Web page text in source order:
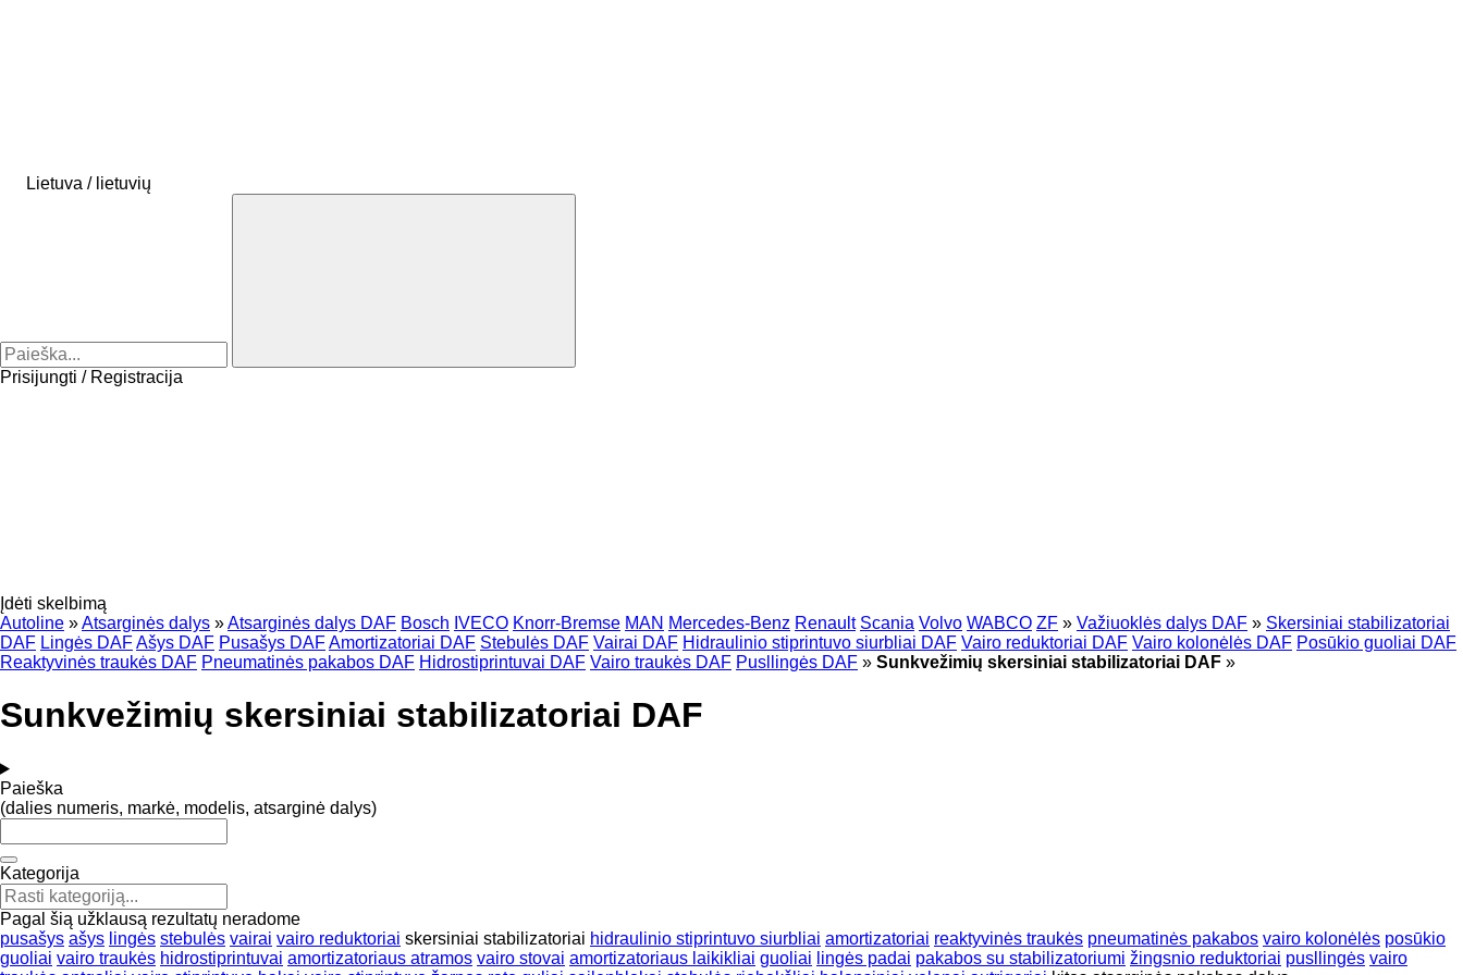
Lietuva / lietuvių
Prisijungti / Registracija
Įdėti skelbimą
Autoline »Atsarginės dalys »Atsarginės dalys DAF Bosch IVECO Knorr-Bremse MAN Mercedes-Benz Renault Scania Volvo WABCO ZF » Važiuoklės dalys DAF » Skersiniai stabilizatoriai
DAF Lingės DAFAšys DAF Pusašys DAFAmortizatoriai DAF Stebulės DAF Vairai DAF Hidraulinio stiprintuvo siurbliai DAF Vairo reduktoriai DAF Vairo kolonėlės DAF Posūkio guoliai DAF
Reaktyvinės traukės DAF Pneumatinės pakabos DAF Hidrostiprintuvai DAF Vairo traukės DAF Pusllingės DAF » Sunkvežimių skersiniai stabilizatoriai DAF »
Sunkvežimių skersiniai stabilizatoriai DAF
Paieška
(dalies numeris, markė, modelis, atsarginė dalys)
Kategorija
Pagal šią užklausą rezultatų neradome
pusašys ašys lingės stebulės vairai vairo reduktoriai skersiniai stabilizatoriai hidraulinio stiprintuvo siurbliai amortizatoriai reaktyvinės traukės pneumatinės pakabos vairo kolonėlės posūkio
guoliai vairo traukės hidrostiprintuvai amortizatoriaus atramos vairo stovai amortizatoriaus laikikliai guoliai lingės padai pakabos su stabilizatoriumi žingsnio reduktoriai pusllingės vairo